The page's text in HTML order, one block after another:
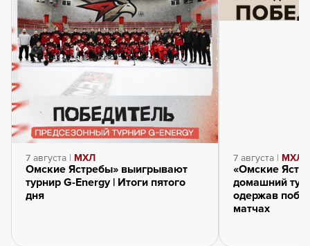
7 августа | МХЛ
Омские Ястребы» выигрывают
турнир G-Energy | Итоги пятого
дня
7 августа | МХЛ
«Омские
домашний
одержав
матчах